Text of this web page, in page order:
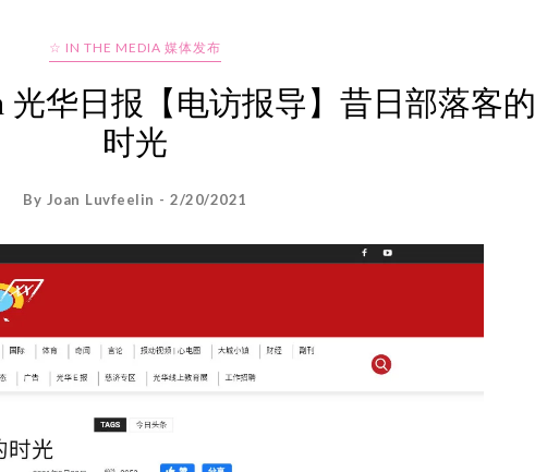
☆ IN THE MEDIA 媒体发布
光华日报【电访报导】昔日部落客的
时光
By Joan Luvfeelin - 2/20/2021